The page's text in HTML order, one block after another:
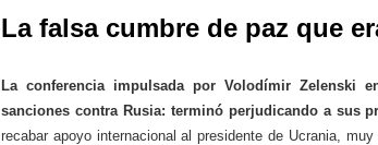
La falsa cumbre de paz que
La conferencia impulsada por Volodímir Zelenski
sanciones contra Rusia: terminó perjudicando a sus
recabar apoyo internacional al presidente de Ucrania,